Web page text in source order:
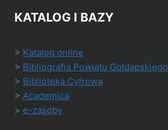
KATALOG I BAZY
> Katalog online
> Bibliografia Powiatu Gołdapskiego
> Biblioteka Cyfrowa
> Academica
> e-zasoby